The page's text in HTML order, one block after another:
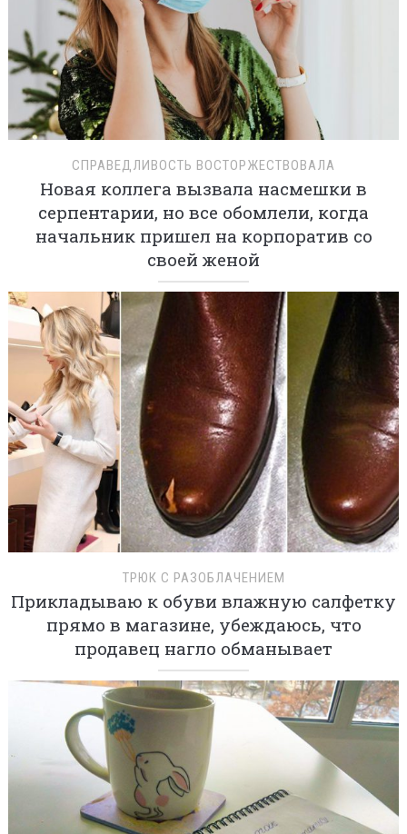
СПРАВЕДЛИВОСТЬ ВОСТОРЖЕСТВОВАЛА
Новая коллега вызвала насмешки в
серпентарии, но все обомлели, когда
начальник пришел на корпоратив со
своей женой
ТРЮК С РАЗОБЛАЧЕНИЕМ
Прикладываю к обуви влажную салфетку
прямо в магазине, убеждаюсь, что
продавец нагло обманывает